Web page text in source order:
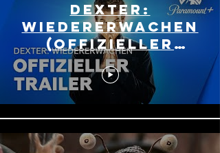
Dexter:
Wiedererwachen
(Offizieller
Trailer) |
Paramount+
Deutschland